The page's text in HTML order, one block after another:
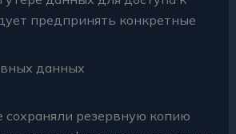
предпринять конкретные
данных
сохраняли резервную копию